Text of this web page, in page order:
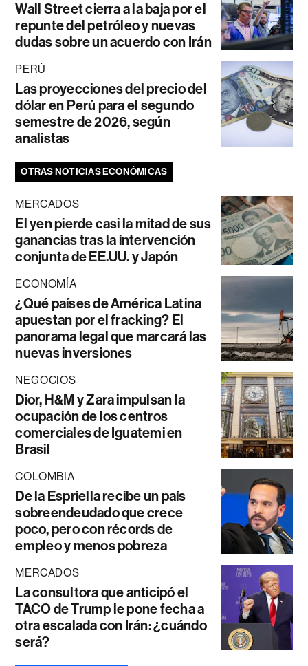
Wall Street cierra a la baja por el
repunte del petróleo y nuevas
dudas sobre un acuerdo con Irán
PERÚ
Las proyecciones del precio del
dólar en Perú para el segundo
semestre de 2026, según
analistas
OTRAS NOTICIAS ECONÓMICAS
MERCADOS
El yen pierde casi la mitad de sus
ganancias tras la intervención
conjunta de EE.UU. y Japón
ECONOMÍA
¿Qué países de América Latina
apuestan por el fracking? El
panorama legal que marcará las
nuevas inversiones
NEGOCIOS
Dior, H&M y Zara impulsan la
ocupación de los centros
comerciales de Iguatemi en
Brasil
COLOMBIA
De la Espriella recibe un país
sobreendeudado que crece
poco, pero con récords de
empleo y menos pobreza
MERCADOS
La consultora que anticipó el
TACO de Trump le pone fecha a
otra escalada con Irán: ¿cuándo
será?